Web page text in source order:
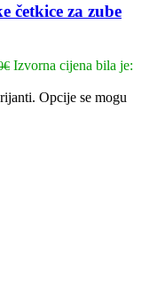
četkice za zube
€ Izvorna cijena bila je:
Opcije se mogu